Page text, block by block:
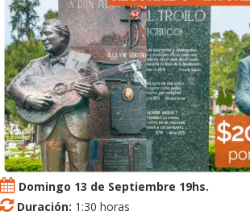
Domingo 13 de Septiembre 19hs.
Duración: 1:30 horas